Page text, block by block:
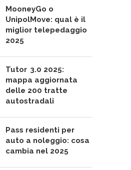
MooneyGo o
UnipolMove: qual è il
miglior telepedaggio
2025
Tutor 3.0 2025:
mappa aggiornata
delle 200 tratte
autostradali
Pass residenti per
auto a noleggio: cosa
cambia nel 2025